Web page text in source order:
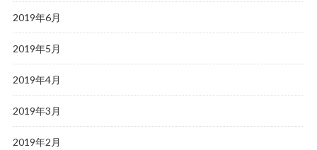
2019年6月
2019年5月
2019年4月
2019年3月
2019年2月